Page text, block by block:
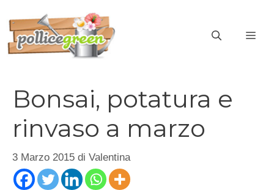
contenuto
Bonsai, potatura e
rinvaso a marzo
3 Marzo 2015 di Valentina